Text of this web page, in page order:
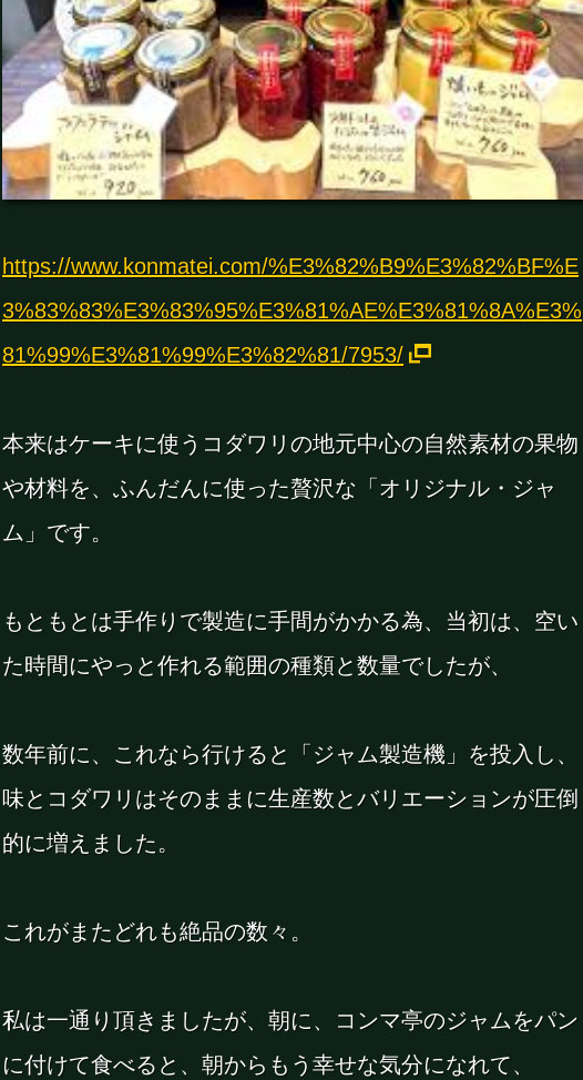
https://www.konmatei.com/%E3%82%B9%E3%82%BF%E
3%83%83%E3%83%95%E3%81%AE%E3%81%8A%E3%
81%99%E3%81%99%E3%82%81/7953/
本来はケーキに使うコダワリの地元中心の自然素材の果物
や材料を、ふんだんに使った贅沢な「オリジナル・ジャ
ム」です。
もともとは手作りで製造に手間がかかる為、当初は、空い
た時間にやっと作れる範囲の種類と数量でしたが、
数年前に、これなら行けると「ジャム製造機」を投入し、
味とコダワリはそのままに生産数とバリエーションが圧倒
的に増えました。
これがまたどれも絶品の数々。
私は一通り頂きましたが、朝に、コンマ亭のジャムをパン
に付けて食べると、朝からもう幸せな気分になれて、